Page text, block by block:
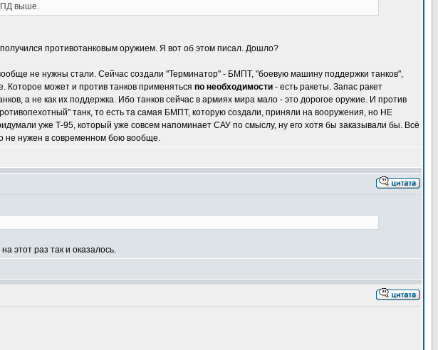
выше.
противотанковым оружием. Я вот об этом писал. Дошло?
не нужны стали. Сейчас создали "Терминатор" - БМПТ, "боевую машину поддержки танков",
Которое может и против танков применяться по необходимости - есть ракеты. Запас ракет
а не как их поддержка. Ибо танков сейчас в армиях мира мало - это дорогое оружие. И против
танк, то есть та самая БМПТ, которую создали, приняли на вооружения, но НЕ
уже Т-95, который уже совсем напоминает САУ по смыслу, ну его хотя бы заказывали бы. Всё
не нужен в современном бою вообще.
этот раз так и оказалось.